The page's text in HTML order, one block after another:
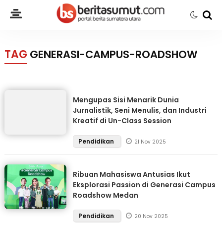
TAG GENERASI-CAMPUS-ROADSHOW
Mengupas Sisi Menarik Dunia
Jurnalistik, Seni Menulis, dan Industri
Kreatif di Un-Class Session
Pendidikan 21 Nov 2025
Ribuan Mahasiswa Antusias Ikut
Eksplorasi Passion di Generasi Campus
Roadshow Medan
Pendidikan 20 Nov 2025